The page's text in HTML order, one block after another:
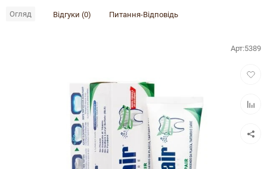
Огляд Відгуки (0) Питання-Відповідь
Арт:5389